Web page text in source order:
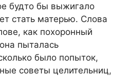
будто бы выжигало
стать матерью. Слова
как похоронный
пыталась
было попыток,
советы целительниц,